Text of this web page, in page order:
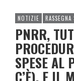
NOTIZIE RASSEGNA
PNRR,
SPESE AL
C’È). E IL